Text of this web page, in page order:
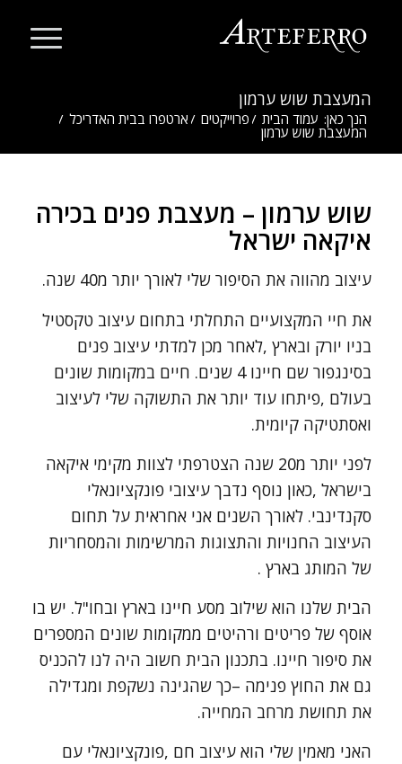
המעצבת שוש ערמון
הנך כאן: עמוד הבית / פרוייקטים / ארטפרו בבית האדריכל /
המעצבת שוש ערמון
שוש ערמון – מעצבת פנים בכירה
איקאה ישראל
עיצוב מהווה את הסיפור שלי לאורך יותר מ40 שנה.
את חיי המקצועיים התחלתי בתחום עיצוב טקסטיל
בניו יורק ובארץ ,לאחר מכן למדתי עיצוב פנים
בסינגפור שם חיינו 4 שנים. חיים במקומות שונים
בעולם ,פיתחו עוד יותר את התשוקה שלי לעיצוב
ואסתטיקה קיומית.
לפני יותר מ20 שנה הצטרפתי לצוות מקימי איקאה
בישראל ,כאון נוסף נדבך עיצובי פונקציונאלי
סקנדינבי. לאורך השנים אני אחראית על תחום
העיצוב החנויות והתצוגות המרשימות והמסחריות
של המותג בארץ .
הבית שלנו הוא שילוב מסע חיינו בארץ ובחו"ל. יש בו
אוסף של פריטים ורהיטים ממקומות שונים המספרים
את סיפור חיינו. בתכנון הבית חשוב היה לנו להכניס
גם את החוץ פנימה –כך שהגינה נשקפת ומגדילה
את תחושת מרחב המחייה.
האני מאמין שלי הוא עיצוב חם ,פונקציונאלי עם